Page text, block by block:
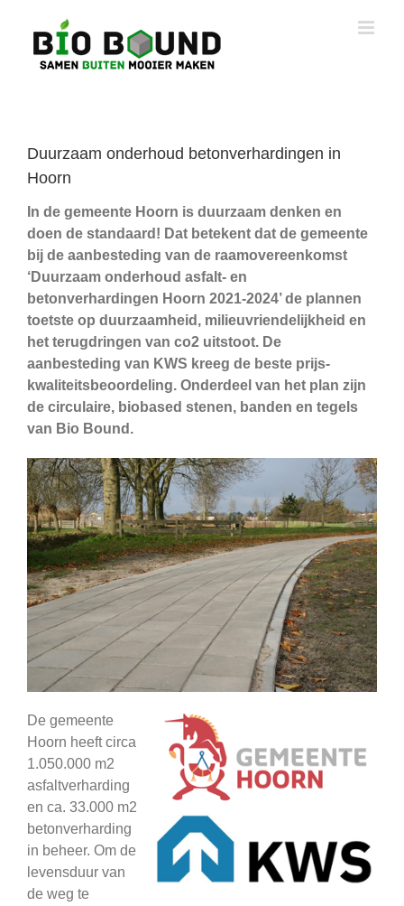
inhoud
Duurzaam onderhoud betonverhardingen in
Hoorn
In de gemeente Hoorn is duurzaam denken en
doen de standaard! Dat betekent dat de gemeente
bij de aanbesteding van de raamovereenkomst
‘Duurzaam onderhoud asfalt- en
betonverhardingen Hoorn 2021-2024’ de plannen
toetste op duurzaamheid, milieuvriendelijkheid en
het terugdringen van co2 uitstoot. De
aanbesteding van KWS kreeg de beste prijs-
kwaliteitsbeoordeling. Onderdeel van het plan zijn
de circulaire, biobased stenen, banden en tegels
van Bio Bound.
De gemeente
Hoorn heeft circa
1.050.000 m2
asfaltverharding
en ca. 33.000 m2
betonverharding
in beheer. Om de
levensduur van
de weg te